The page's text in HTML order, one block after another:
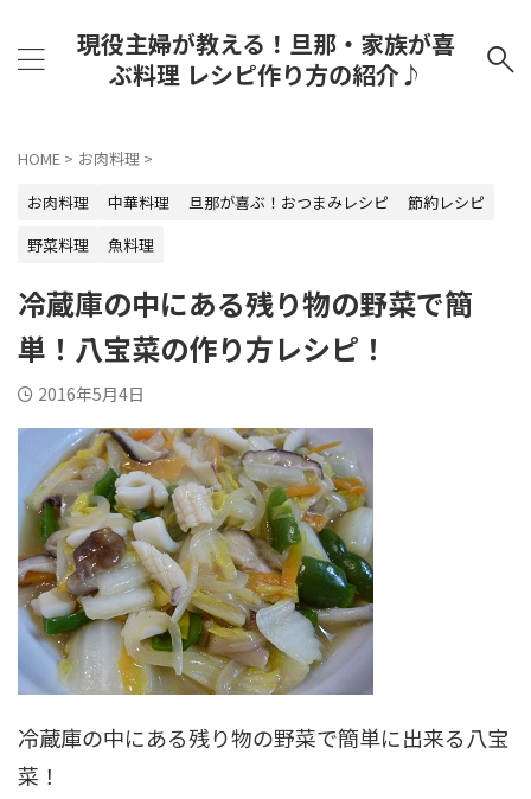
現役主婦が教える！旦那・家族が喜
ぶ料理 レシピ作り方の紹介♪
HOME > お肉料理 >
お肉料理
中華料理 旦那が喜ぶ！おつまみレシピ
節約レシピ
野菜料理
魚料理
冷蔵庫の中にある残り物の野菜で簡
単！八宝菜の作り方レシピ！
2016年5月4日
冷蔵庫の中にある残り物の野菜で簡単に出来る八宝
菜！